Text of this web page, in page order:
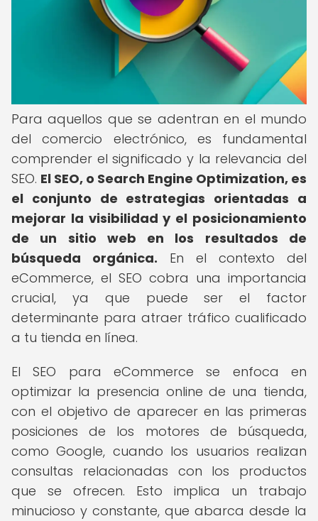
Para aquellos que se adentran en el mundo
del comercio electrónico, es fundamental
comprender el significado y la relevancia del
SEO. El SEO, o Search Engine Optimization, es
el conjunto de estrategias orientadas a
mejorar la visibilidad y el posicionamiento
de un sitio web en los resultados de
búsqueda orgánica. En el contexto del
eCommerce, el SEO cobra una importancia
crucial, ya que puede ser el factor
determinante para atraer tráfico cualificado
a tu tienda en línea.
El SEO para eCommerce se enfoca en
optimizar la presencia online de una tienda,
con el objetivo de aparecer en las primeras
posiciones de los motores de búsqueda,
como Google, cuando los usuarios realizan
consultas relacionadas con los productos
que se ofrecen. Esto implica un trabajo
minucioso y constante, que abarca desde la